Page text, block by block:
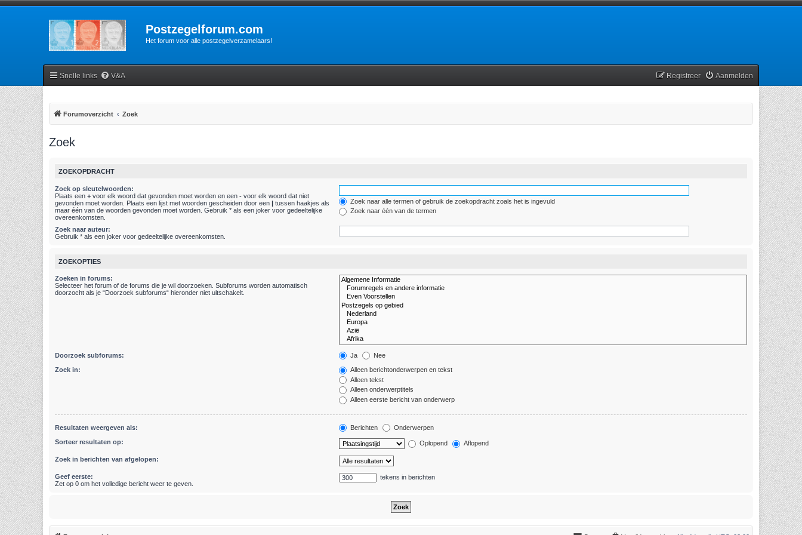
Postzegelforum.com
Het forum voor alle postzegelverzamelaars!
Snelle links V&A Aanmelden
Registreer
Forumoverzicht Zoek
Zoek
ZOEKOPDRACHT
Zoek op sleutelwoorden:
Plaats een + voor elk woord dat gevonden moet worden en een - voor elk woord dat niet
gevonden moet worden. Plaats een lijst met woorden gescheiden door een | tussen haakjes als
maar één van de woorden gevonden moet worden. Gebruik * als een joker voor gedeeltelijke
overeenkomsten.
Zoek naar alle termen of gebruik de zoekopdracht zoals het is ingevuld
Zoek naar één van de termen
Zoek naar auteur:
Gebruik * als een joker voor gedeeltelijke overeenkomsten.
ZOEKOPTIES
Zoeken in forums:
Selecteer het forum of de forums die je wil doorzoeken. Subforums worden automatisch
doorzocht als je “Doorzoek subforums“ hieronder niet uitschakelt.
Doorzoek subforums: Ja Nee
Zoek in:
Alleen berichtonderwerpen en tekst
Alleen tekst
Alleen onderwerptitels
Alleen eerste bericht van onderwerp
Resultaten weergeven als: Berichten Onderwerpen
Sorteer resultaten op: Oplopend Aflopend
Zoek in berichten van afgelopen:
Geef eerste:
Zet op 0 om het volledige bericht weer te geven.
tekens in berichten